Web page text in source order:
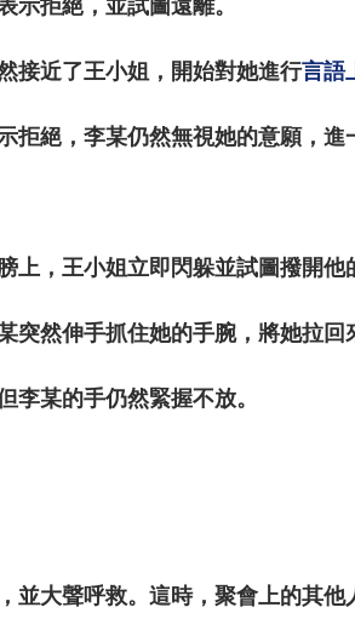
示拒絕，並試圖遠離。
接近了王小姐，開始對她進行言語
拒絕，李某仍然無視她的意願，
上， 王小姐立即閃躲並試圖撥開他
突然伸手抓住她的手腕，將她拉回
李某的手仍然緊握不放。
，並大聲呼救。這時，聚會上的其